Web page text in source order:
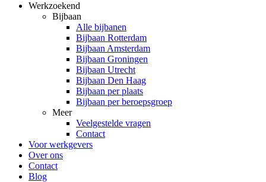
Werkzoekend
Bijbaan
Alle bijbanen
Bijbaan Rotterdam
Bijbaan Amsterdam
Bijbaan Groningen
Bijbaan Utrecht
Bijbaan Den Haag
Bijbaan per plaats
Bijbaan per beroepsgroep
Meer
Veelgestelde vragen
Contact
Voor werkgevers
Over ons
Contact
Blog